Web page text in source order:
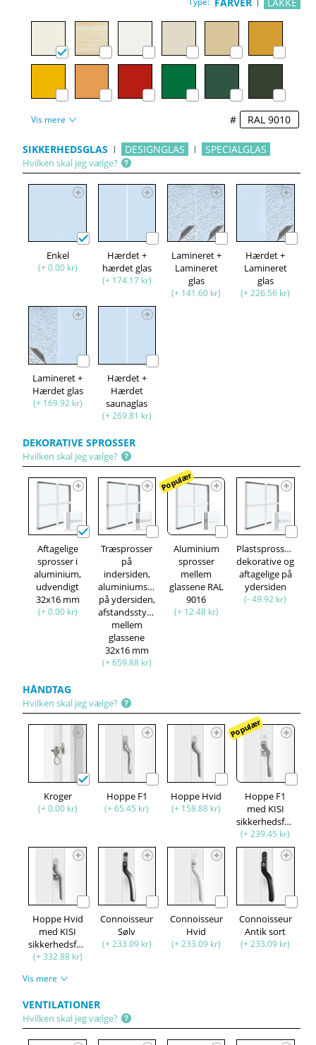
Vis mere #
SIKKERHEDSGLAS DESIGNGLAS SPECIALGLAS
Hvilken skal jeg vælge?
Enkel
(+ 0.00 kr)
Hærdet +
hærdet glas
(+ 174.17 kr)
Lamineret +
Lamineret
glas
(+ 141.60 kr)
Hærdet +
Lamineret
glas
(+ 226.56 kr)
Lamineret +
Hærdet glas
(+ 169.92 kr)
Hærdet +
Hærdet
saunaglas
(+ 269.81 kr)
DEKORATIVE SPROSSER
Hvilken skal jeg vælge?
Aftagelige
sprosser i
aluminium,
udvendigt
32x16 mm
(+ 0.00 kr)
Træsprosser
på
indersiden,
aluminiumsprosser
på ydersiden,
afstandsstykke
mellem
glassene
32x16 mm
(+ 659.88 kr)
Populær
Aluminium
sprosser
mellem
glassene RAL
9016
(+ 12.48 kr)
Plastsprosser,
dekorative og
aftagelige på
ydersiden
(- 49.92 kr)
HÅNDTAG
Hvilken skal jeg vælge?
Kroger
(+ 0.00 kr)
Hoppe F1
(+ 65.45 kr)
Hoppe Hvid
(+ 158.88 kr)
Populær
Hoppe F1
med KISI
sikkerhedsfunktion
(+ 239.45 kr)
Hoppe Hvid
med KISI
sikkerhedsfunktion
(+ 332.88 kr)
Connoisseur
Sølv
(+ 233.09 kr)
Connoisseur
Hvid
(+ 233.09 kr)
Connoisseur
Antik sort
(+ 233.09 kr)
Vis mere
VENTILATIONER
Hvilken skal jeg vælge?